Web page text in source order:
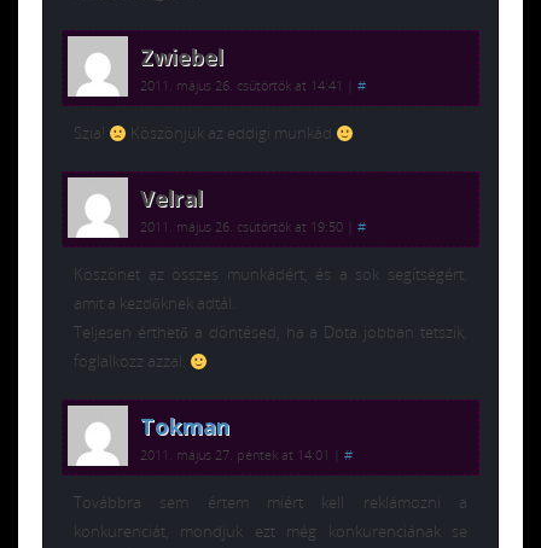
Zwiebel
2011. május 26. csütörtök at 14:41 #
Szia! Köszönjük az eddigi munkád
Velral
2011. május 26. csütörtök at 19:50 #
Köszönet az összes munkádért, és a sok segítségért,
amit a kezdőknek adtál.
Teljesen érthető a döntésed, ha a Dota jobban tetszik,
foglalkozz azzal.
Tokman
2011. május 27. péntek at 14:01 #
Továbbra sem értem miért kell reklámozni a
konkurenciát, mondjuk ezt még konkurenciának se